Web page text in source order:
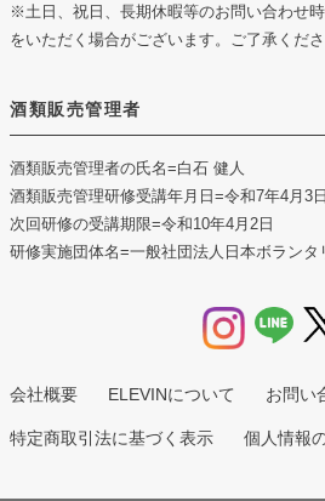
※土日、祝日、長期休暇等のお問い合わせ
をいただく場合がございます。ご了承くださ
酒類販売管理者
酒類販売管理者の氏名=白石 健人
酒類販売管理研修受講年月日 =令和7年4月3日
次回研修の受講期限=令和10年4月2日
研修実施団体名=一般社団法人日本ボランタ
会社概要 ELEVINについて お問い
特定商取引法に基づく表示 個人情報